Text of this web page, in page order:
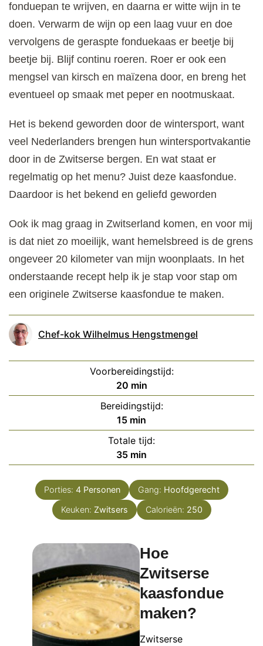
fonduepan te wrijven, en daarna er witte wijn in te
doen. Verwarm de wijn op een laag vuur en doe
vervolgens de geraspte fonduekaas er beetje bij
beetje bij. Blijf continu roeren. Roer er ook een
mengsel van kirsch en maïzena door, en breng het
eventueel op smaak met peper en nootmuskaat.
Het is bekend geworden door de wintersport, want
veel Nederlanders brengen hun wintersportvakantie
door in de Zwitserse bergen. En wat staat er
regelmatig op het menu? Juist deze kaasfondue.
Daardoor is het bekend en geliefd geworden
Ook ik mag graag in Zwitserland komen, en voor mij
is dat niet zo moeilijk, want hemelsbreed is de grens
ongeveer 20 kilometer van mijn woonplaats. In het
onderstaande recept help ik je stap voor stap om
een originele Zwitserse kaasfondue te maken.
Chef-kok Wilhelmus Hengstmengel
Voorbereidingstijd:
20minuten
min
Bereidingstijd:
15minuten
min
Totale tijd:
35minuten
min
Porties: 4 Personen Gang: Hoofdgerecht
Keuken: Zwitsers Calorieën: 250
Hoe
Zwitserse
kaasfondue
maken?
Zwitserse